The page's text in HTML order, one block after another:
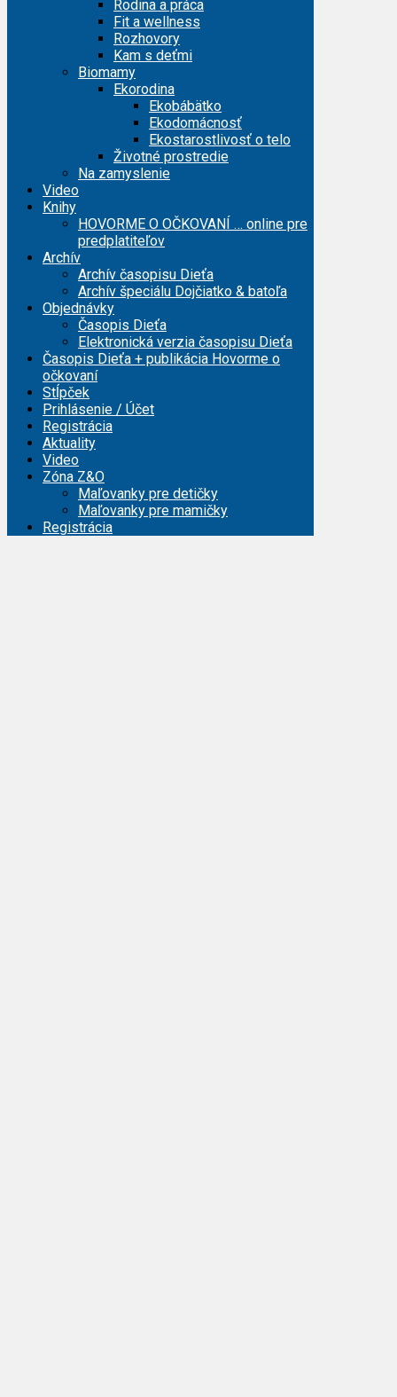
Rodina a práca
Fit a wellness
Rozhovory
Kam s deťmi
Biomamy
Ekorodina
Ekobábätko
Ekodomácnosť
Ekostarostlivosť o telo
Životné prostredie
Na zamyslenie
Video
Knihy
HOVORME O OČKOVANÍ … online pre
predplatiteľov
Archív
Archív časopisu Dieťa
Archív špeciálu Dojčiatko & batoľa
Objednávky
Časopis Dieťa
Elektronická verzia časopisu Dieťa
Časopis Dieťa + publikácia Hovorme o
očkovaní
Stĺpček
Prihlásenie / Účet
Registrácia
Aktuality
Video
Zóna Z&O
Maľovanky pre detičky
Maľovanky pre mamičky
Registrácia